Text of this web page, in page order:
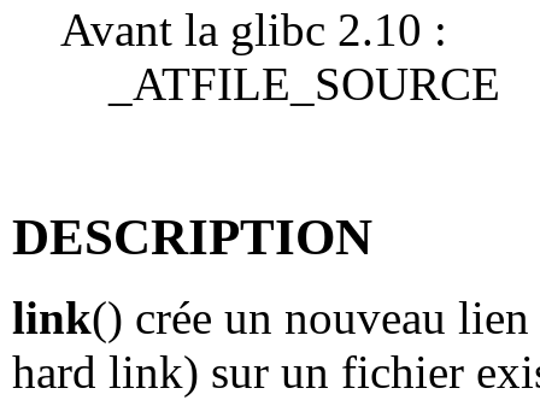
Avant la glibc 2.10 :
_ATFILE_SOURCE
DESCRIPTION
link() crée un nouveau
hard link) sur un fichier